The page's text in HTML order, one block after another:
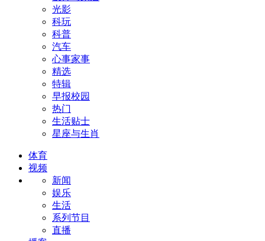
光影
科玩
科普
汽车
心事家事
精选
特辑
早报校园
热门
生活贴士
星座与生肖
体育
视频
新闻
娱乐
生活
系列节目
直播